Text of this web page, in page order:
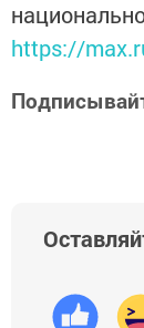
https://